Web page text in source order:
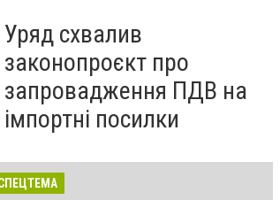
Уряд схвалив
законопроєкт про
запровадження ПДВ на
імпортні посилки